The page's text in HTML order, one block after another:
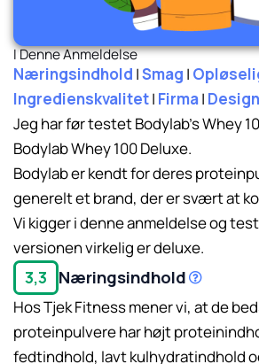
I Denne Anmeldelse
Næringsindhold |Smag |
Ingredienskvalitet| Firma| Design
Jeg har før testet Bodylab’s Whey
Bodylab Whey 100 Deluxe.
Bodylab er kendt for deres
generelt et brand, der er svært at
Vi kigger i denne anmeldelse og
versionen virkelig er deluxe.
3,3
Næringsindhold
Hos Tjek Fitness mener vi, at de
proteinpulvere har højt
fedtindhold, lavt kulhydratindhold